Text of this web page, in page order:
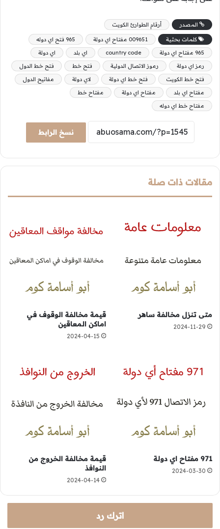
المصدر أرقام الطوارئ الكويت
كلمات بحثية 009651 مفتاح اي دولة
965 فتح اي دوله
965 مفتاح اي دولة
country code اي بلد
اي دولة
رمز اي دولة
رموز الاتصال الدولية فتح خط
فتح خط الدول
فتح خط الكويت
فتح خط اي دولة لاي دولة
مفاتيح الدول
مفتاح اي بلد
مفتاح اي دولة
مفتاح خط
مفتاح خط اي دوله
نسخ الرابط
مقالات ذات صلة
متى تنزل مخالفة ساهر
2024-11-29
قيمة مخالفة الوقوف في
اماكن المعاقين
2024-04-15
971 مفتاح اي دولة
2024-03-30
قيمة مخالفة الخروج من
النوافذ
2024-04-14
اترك رد